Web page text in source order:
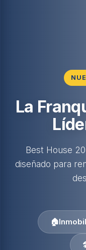
La
Best House
diseñado para
🏠